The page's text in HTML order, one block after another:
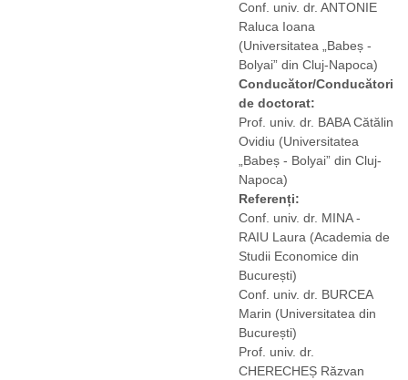
Conf. univ. dr. ANTONIE
Raluca Ioana
(Universitatea „Babeș -
Bolyai” din Cluj-Napoca)
Conducător/Conducători
de doctorat:
Prof. univ. dr. BABA Cătălin
Ovidiu (Universitatea
„Babeș - Bolyai” din Cluj-
Napoca)
Referenți:
Conf. univ. dr. MINA -
RAIU Laura (Academia de
Studii Economice din
București)
Conf. univ. dr. BURCEA
Marin (Universitatea din
București)
Prof. univ. dr.
CHERECHEȘ Răzvan